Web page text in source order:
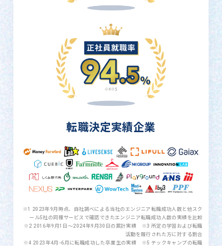
転職決定実績企業
※1 2023年9月時点、自社調べによる当社のエンジニア転職成功人数と他スク
ール5社の同種サービスで確認できたエンジニア転職成功人数の実績を比較
※2 2016年9月1日〜2024年9月30日の累計実績 ※3 所定の学習および転職
活動を履行された方に対する割合
※4 2023年4月-6月に転職成功した卒業生の実績 ※5 テックキャンプの転職